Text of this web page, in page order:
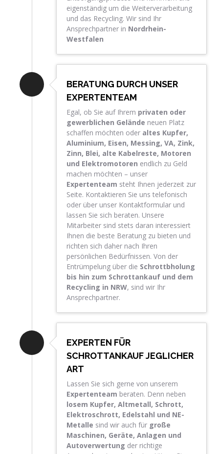
eigenständig um die Weiterverarbeitung
und das Recycling. Wir sind Ihr
Ansprechpartner in Nordrhein-
Westfalen
BERATUNG DURCH UNSER
EXPERTENTEAM
Egal, ob Sie auf Ihrem privaten oder
gewerblichen Gelände neuen Platz
schaffen möchten oder altes Kupfer,
Aluminium, Eisen, Messing, VA, Zink,
Zinn, Blei, alte Kabelreste, Motoren
und Elektromotoren endlich zu Geld
machen möchten – unser
Expertenteam steht Ihnen jederzeit zur
Seite. Kontaktieren Sie uns telefonisch
oder über unser Kontaktformular und
lassen Sie sich beraten. Unsere
Mitarbeiter sind stets daran interessiert
Ihnen die beste Beratung zu bieten und
richten sich daher nach Ihren
persönlichen Bedürfnissen. Von der
Entrümpelung über die Schrottbholung
bis hin zum Schrottankauf und dem
Recycling in NRW, sind wir Ihr
Ansprechpartner.
EXPERTEN FÜR
SCHROTTANKAUF JEGLICHER
ART
Lassen Sie sich gerne von unserem
Expertenteam beraten. Denn neben
losem Kupfer, Altmetall, Schrott,
Elektroschrott, Edelstahl und NE-
Metalle sind wir auch für große
Maschinen, Geräte, Anlagen und
Autoverwertung der richtige